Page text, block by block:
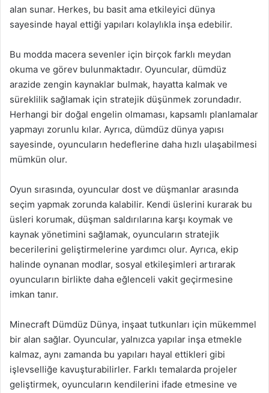
alan sunar. Herkes, bu basit ama etkileyici dünya
sayesinde hayal ettiği yapıları kolaylıkla inşa edebilir.
Bu modda macera sevenler için birçok farklı meydan
okuma ve görev bulunmaktadır. Oyuncular, dümdüz
arazide zengin kaynaklar bulmak, hayatta kalmak ve
süreklilik sağlamak için stratejik düşünmek zorundadır.
Herhangi bir doğal engelin olmaması, kapsamlı planlamalar
yapmayı zorunlu kılar. Ayrıca, dümdüz dünya yapısı
sayesinde, oyuncuların hedeflerine daha hızlı ulaşabilmesi
mümkün olur.
Oyun sırasında, oyuncular dost ve düşmanlar arasında
seçim yapmak zorunda kalabilir. Kendi üslerini kurarak bu
üsleri korumak, düşman saldırılarına karşı koymak ve
kaynak yönetimini sağlamak, oyuncuların stratejik
becerilerini geliştirmelerine yardımcı olur. Ayrıca, ekip
halinde oynanan modlar, sosyal etkileşimleri artırarak
oyuncuların birlikte daha eğlenceli vakit geçirmesine
imkan tanır.
Minecraft Dümdüz Dünya, inşaat tutkunları için mükemmel
bir alan sağlar. Oyuncular, yalnızca yapılar inşa etmekle
kalmaz, aynı zamanda bu yapıları hayal ettikleri gibi
işlevselliğe kavuşturabilirler. Farklı temalarda projeler
geliştirmek, oyuncuların kendilerini ifade etmesine ve